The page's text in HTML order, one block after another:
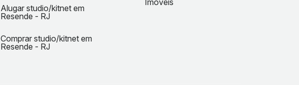
Alugar studio/kitnet em
Resende - RJ
Comprar studio/kitnet em
Resende - RJ
Imóveis